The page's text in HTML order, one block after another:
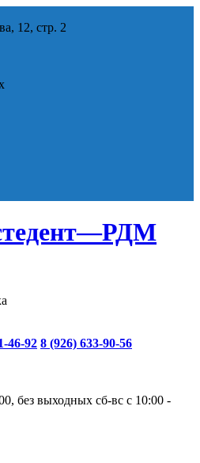
12, стр. 2
46-92 8 (926) 633-90-56
, без выходных сб-вс с 10:00 -